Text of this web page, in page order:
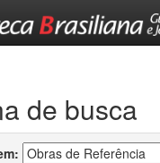
de busca